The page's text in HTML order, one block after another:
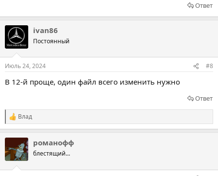
Ответ
ivan86
Постоянный
Июль 24, 2024 #8
В 12-й проще, один файл всего изменить нужно
Ответ
Р
е
ц
и
Влад
романофф
блестящий...